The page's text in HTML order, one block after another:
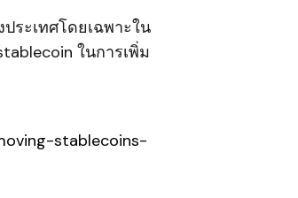
ระเทศโดยเฉพาะใน
ในการเพิ่ม
stablecoins-